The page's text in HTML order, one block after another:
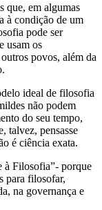
que, em algumas
à condição de um
pode ser
usam os
povos, além da
ideal de filosofia
não podem
do seu tempo,
talvez, pensasse
é ciência exata.
à Filosofia”- porque
para filosofar,
na governança e